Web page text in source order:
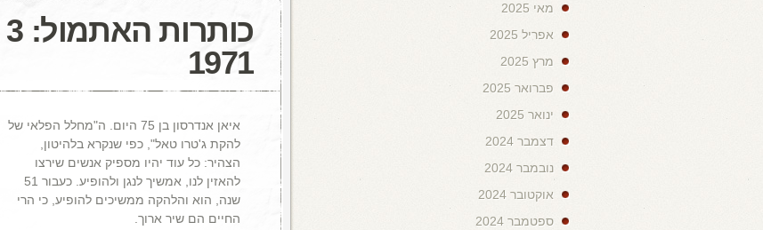
1971
איאן אנדרסון בן 75 היום. ה"מחלל הפלאי של
להקת ג'טרו טאל", כפי שנקרא בלהיטון,
הצהיר: כל עוד יהיו מספיק אנשים שירצו
להאזין לנו, אמשיך לנגן ולהופיע. כעבור 51
שנה, הוא והלהקה ממשיכים להופיע, כי הרי
החיים הם שיר ארוך.
מאי 2025
אפריל 2025
מרץ 2025
פברואר 2025
ינואר 2025
דצמבר 2024
נובמבר 2024
אוקטובר 2024
ספטמבר 2024